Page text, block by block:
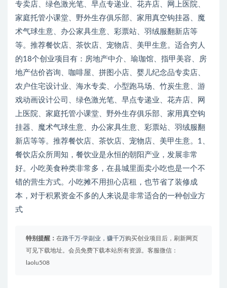
专卖店、绿色激光笔、早点专递业、花卉店、网上医院、
家庭托管小课堂、野外生存俱乐部、家用真空钩挂器、魔
术气球生意、办公家具生意、彩票站、羽绒服翻新店等
等。推荐餐饮店、茶饮店、宠物店、美甲生意。适合穷人
的18个创业项目有：房地产中介、瑜珈馆、指甲美容、房
地产估价咨询、咖啡屋、拼图小店、婴儿纪念品专卖店、
农户住宅设计业、海水专卖、小型跑马场、竹炭生意、游
戏动画设计公司、绿色激光笔、早点专递业、花卉店、网
上医院、家庭托管小课堂、野外生存俱乐部、家用真空钩
挂器、魔术气球生意、办公家具生意、彩票站、羽绒服翻
新店等等。推荐餐饮店、茶饮店、宠物店、美甲生意。1、
餐饮店众所周知，餐饮业是永恒的朝阳产业，发展非常
好。小吃美食种类非常多，在县城里面卖小吃也是一个不
错的营生方式。小吃摊不用担心店租，也节省了装修成
本，对于积累资金不多的人来说是非常适合的一种创业方
式
特别提醒： 在路千万-学副业，赚千万购买创业项目后，刷新网页
可见下载地址。会员免费下载本站所有资源。客服微信：
laolu508